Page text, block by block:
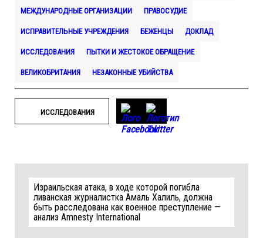
МЕЖДУНАРОДНЫЕ ОРГАНИЗАЦИИ ПРАВОСУДИЕ
ИСПРАВИТЕЛЬНЫЕ УЧРЕЖДЕНИЯ БЕЖЕНЦЫ ДОКЛАД
ИССЛЕДОВАНИЯ ПЫТКИ И ЖЕСТОКОЕ ОБРАЩЕНИЕ
ВЕЛИКОБРИТАНИЯ НЕЗАКОННЫЕ УБИЙСТВА
ИССЛЕДОВАНИЯ
Израильская атака, в ходе которой погибла
ливанская журналистка Амаль Халиль, должна
быть расследована как военное преступление —
анализ Amnesty International